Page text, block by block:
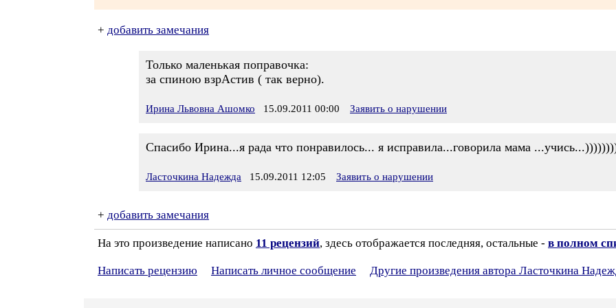
+ добавить замечания
Только маленькая поправочка:
за спиною взрАстив ( так верно).
Ирина Львовна Ашомко 15.09.2011 00:00 Заявить о нарушении
Спасибо Ирина...я рада что понравилось... я исправила...говорила мама
Ласточкина Надежда 15.09.2011 12:05 Заявить о нарушении
+ добавить замечания
На это произведение написано 11 рецензий, здесь отображается последняя, остальные - в полном
Написать рецензию Написать личное сообщение Другие произведения автора Ласточкина